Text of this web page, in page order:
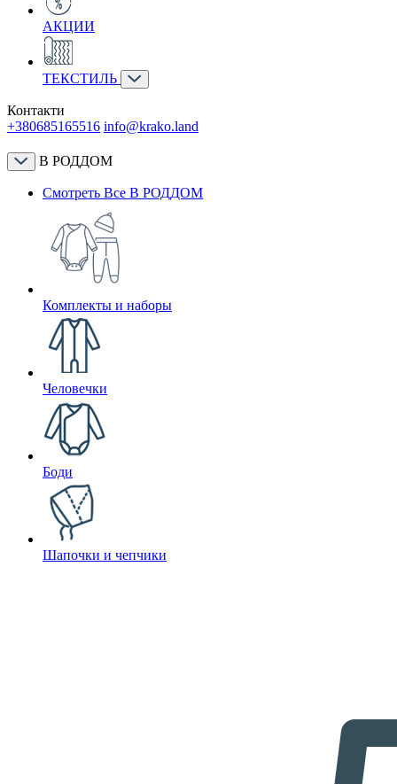
АКЦИИ
ТЕКСТИЛЬ
Контакти
+380685165516 info@krako.land
В РОДДОМ
Смотреть Все В РОДДОМ
Комплекты и наборы
Человечки
Боди
Шапочки и чепчики